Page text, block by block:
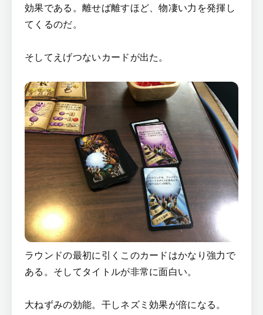
効果である。離せば離すほど、物凄い力を発揮し
てくるのだ。
そしてえげつないカードが出た。
ラウンドの最初に引くこのカードはかなり強力で
ある。そしてタイトルが非常に面白い。
大ねずみの効能。干しネズミ効果が倍になる。